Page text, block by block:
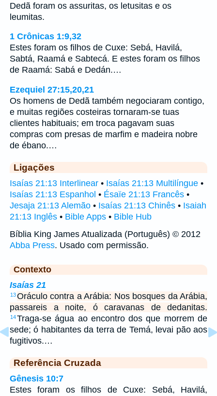
Dedã foram os assuritas, os letusitas e os
leumitas.
1 Crônicas 1:9,32
Estes foram os filhos de Cuxe: Sebá, Havilá,
Sabtá, Raamá e Sabtecá. E estes foram os filhos
de Raamá: Sabá e Dedán.…
Ezequiel 27:15,20,21
Os homens de Dedã também negociaram contigo,
e muitas regiões costeiras tornaram-se tuas
clientes habituais; em troca pagavam suas
compras com presas de marfim e madeira nobre
de ébano.…
Ligações
Isaías 21:13 Interlinear • Isaías 21:13 Multilíngue •
Isaías 21:13 Espanhol • Ésaïe 21:13 Francês •
Jesaja 21:13 Alemão • Isaías 21:13 Chinês • Isaiah
21:13 Inglês • Bible Apps • Bible Hub
Bíblia King James Atualizada (Português) © 2012
Abba Press. Usado com permissão.
Contexto
Isaías 21
13Oráculo contra a Arábia: Nos bosques da Arábia,
passareis a noite, ó caravanas de dedanitas.
14Traga-se água ao encontro dos que morrem de
sede; ó habitantes da terra de Temá, levai pão aos
fugitivos.…
Referência Cruzada
Gênesis 10:7
Estes foram os filhos de Cuxe: Sebá, Havilá,